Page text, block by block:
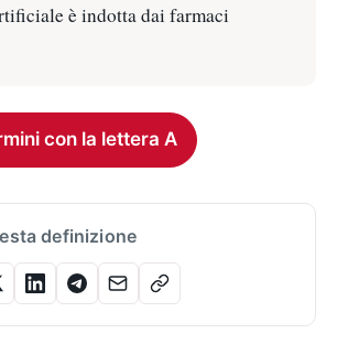
è indotta dai farmaci
con la lettera A
definizione